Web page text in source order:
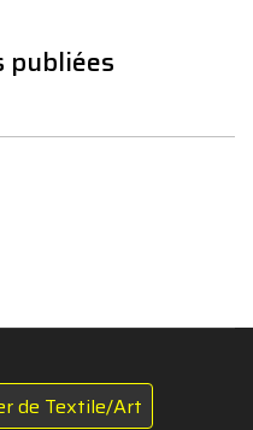
publiées
de Textile/Art